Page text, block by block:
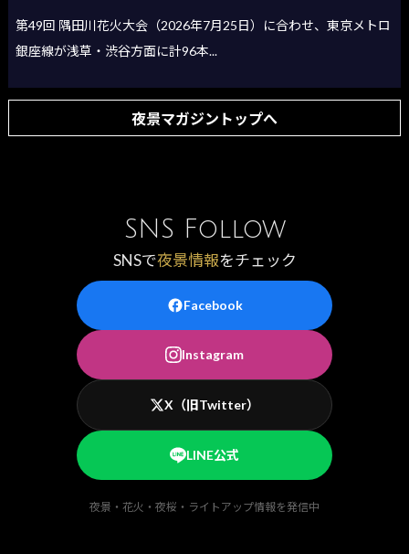
第49回 隅田川花火大会（2026年7月25日）に合わせ、東京メトロ
銀座線が浅草・渋谷方面に計96本...
夜景マガジントップへ
SNS Follow
SNSで夜景情報をチェック
Facebook
Instagram
X（旧Twitter）
LINE公式
夜景・花火・夜桜・ライトアップ情報を発信中